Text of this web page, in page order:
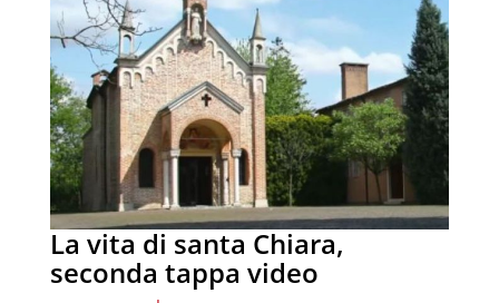
La vita di santa Chiara,
seconda tappa video